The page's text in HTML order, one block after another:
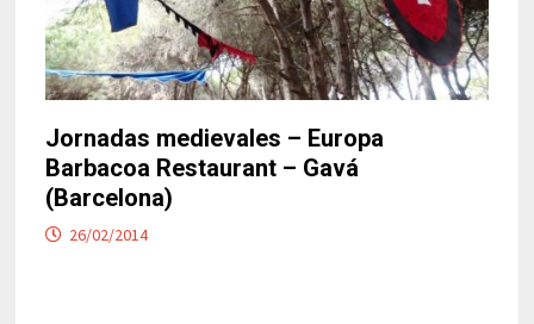
Jornadas medievales – Europa
Barbacoa Restaurant – Gavá
(Barcelona)
26/02/2014